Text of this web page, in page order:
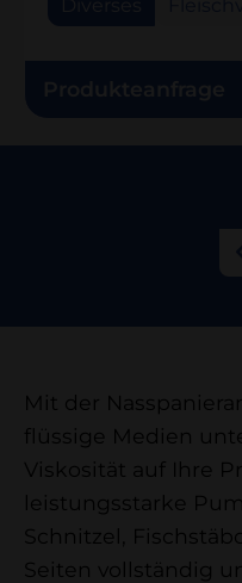
Mit der
flüssige Medien
Viskosität auf Ihre
leistungsstarke
Schnitzel,
Seiten vollständig